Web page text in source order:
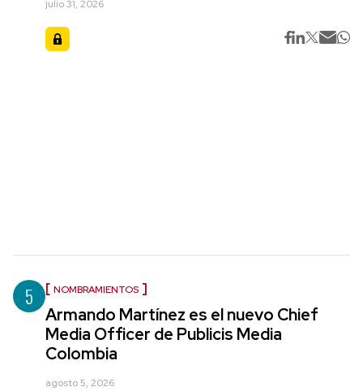
julio 31, 2026
5 NOMBRAMIENTOS
Armando Martínez es el nuevo Chief
Media Officer de Publicis Media
Colombia
agosto 5, 2026